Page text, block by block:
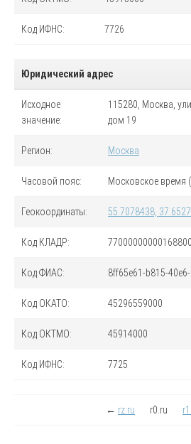
Код ИФНС: 7726
Юридический адрес
Исходное
значение:
115280, Москва,
дом 19
Регион: Москва
Часовой пояс: Московское время
Геокоординаты: 55.7078438,
Код КЛАДР:
КодФИАС: 8ff65e61-b815-
Код ОКАТО: 45296559000
Код ОКТМО: 45914000
Код ИФНС: 7725
← rz.ru r0.ru